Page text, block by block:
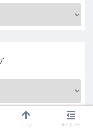
トップ サイドバー